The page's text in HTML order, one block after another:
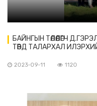
БАЙНГЫН ТӨЛӨӨЛӨГЧ
ТӨВД ТАЛАРХАЛ
2023-09-11 1120